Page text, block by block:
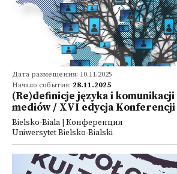
Дата размещения: 10.11.2025
Начало события: 28.11.2025
(Re)definicje języka i komunikacji
mediów / XVI edycja
Bielsko-Biala | Конференция
Uniwersytet Bielsko-Bialski